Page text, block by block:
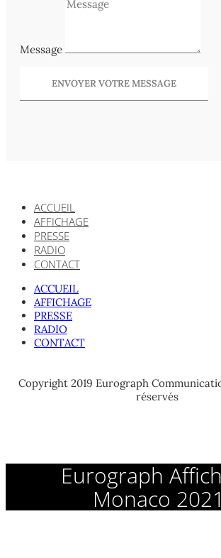
Message
ENVOYER VOTRE MESSAGE
ACCUEIL
AFFICHAGE
PRESSE
RADIO
CONTACT
ACCUEIL
AFFICHAGE
PRESSE
RADIO
CONTACT
Copyright 2019 Eurograph
réservés
Eurograph
Monaco 2021